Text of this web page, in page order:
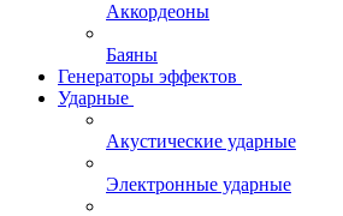
Аккордеоны
Баяны
Генераторы эффектов
Ударные
Акустические ударные
Электронные ударные